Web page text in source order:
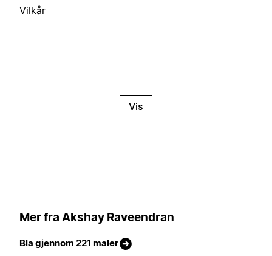
Vilkår
Vis
Mer fra Akshay Raveendran
Bla gjennom 221 maler